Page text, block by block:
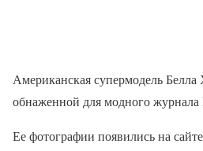
Американская супермодель Белла
обнаженной для модного журнала
Ее фотографии появились на